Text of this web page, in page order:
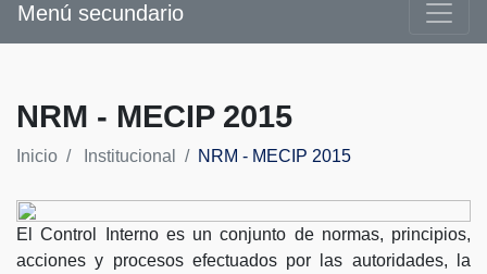
Menú secundario
NRM - MECIP 2015
Inicio Institucional NRM - MECIP 2015
El Control Interno es un conjunto de normas, principios,
acciones y procesos efectuados por las autoridades, la